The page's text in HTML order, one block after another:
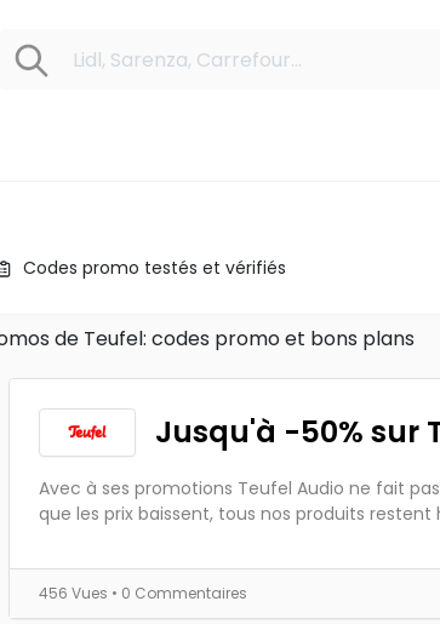
Codes promo testés et vérifiés
de Teufel: codes promo et bons plans
Jusqu'à -50% sur
Avec à ses promotions Teufel Audio ne fait
que les prix baissent, tous nos produits restent
456 Vues • 0 Commentaires